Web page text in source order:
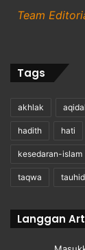
Team
Tags
akhlak
hadith hati
kesedaran-islam
taqwa tauhid
Langgan